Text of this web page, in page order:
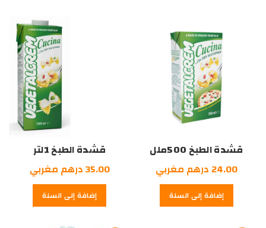
مغربي.
مغربي.
درهم
مغربي.
قشدة الطبخ 500ملل
24.00 درهم مغربي
إضافة إلى السلة
قشدة الطبخ 1لتر
35.00درهم مغربي
إضافة إلى السلة